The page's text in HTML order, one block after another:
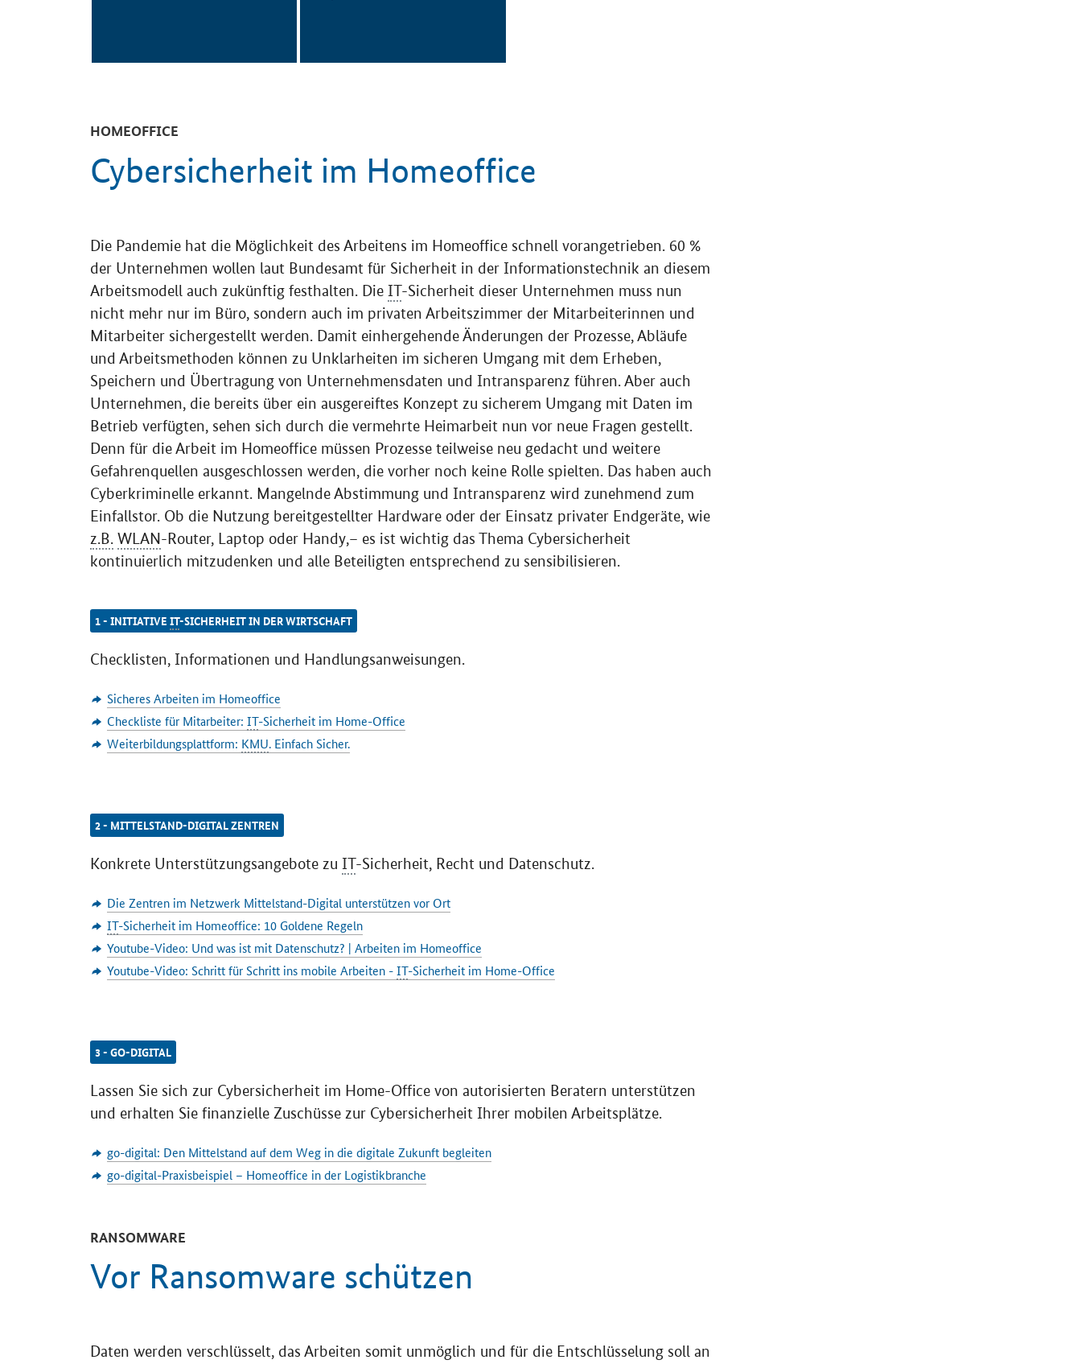
HOMEOFFICE
Cybersicherheit im Homeoffice
Die Pandemie hat die Möglichkeit des Arbeitens im Homeoffice schnell vorangetrieben. 60 %
der Unternehmen wollen laut Bundesamt für Sicherheit in der Informationstechnik an diesem
Arbeitsmodell auch zukünftig festhalten. Die IT-Sicherheit dieser Unternehmen muss nun
nicht mehr nur im Büro, sondern auch im privaten Arbeitszimmer der Mitarbeiterinnen und
Mitarbeiter sichergestellt werden. Damit einhergehende Änderungen der Prozesse, Abläufe
und Arbeitsmethoden können zu Unklarheiten im sicheren Umgang mit dem Erheben,
Speichern und Übertragung von Unternehmensdaten und Intransparenz führen. Aber auch
Unternehmen, die bereits über ein ausgereiftes Konzept zu sicherem Umgang mit Daten im
Betrieb verfügten, sehen sich durch die vermehrte Heimarbeit nun vor neue Fragen gestellt.
Denn für die Arbeit im Homeoffice müssen Prozesse teilweise neu gedacht und weitere
Gefahrenquellen ausgeschlossen werden, die vorher noch keine Rolle spielten. Das haben auch
Cyberkriminelle erkannt. Mangelnde Abstimmung und Intransparenz wird zunehmend zum
Einfallstor. Ob die Nutzung bereitgestellter Hardware oder der Einsatz privater Endgeräte, wie
z.B. WLAN-Router, Laptop oder Handy,– es ist wichtig das Thema Cybersicherheit
kontinuierlich mitzudenken und alle Beteiligten entsprechend zu sensibilisieren.
1 - INITIATIVE IT-SICHERHEIT IN DER WIRTSCHAFT
Checklisten, Informationen und Handlungsanweisungen.
Sicheres Arbeiten im Homeoffice
Checkliste für Mitarbeiter: IT-Sicherheit im Home-Office
Weiterbildungsplattform: KMU. Einfach Sicher.
2 - MITTELSTAND-DIGITAL ZENTREN
Konkrete Unterstützungsangebote zu IT-Sicherheit, Recht und Datenschutz.
Die Zentren im Netzwerk Mittelstand-Digital unterstützen vor Ort
IT-Sicherheit im Homeoffice: 10 Goldene Regeln
Youtube-Video: Und was ist mit Datenschutz? | Arbeiten im Homeoffice
Youtube-Video: Schritt für Schritt ins mobile Arbeiten -IT-Sicherheit im Home-Office
3 - GO-DIGITAL
Lassen Sie sich zur Cybersicherheit im Home-Office von autorisierten Beratern unterstützen
und erhalten Sie finanzielle Zuschüsse zur Cybersicherheit Ihrer mobilen Arbeitsplätze.
go-digital: Den Mittelstand auf dem Weg in die digitale Zukunft begleiten
go-digital-Praxisbeispiel – Homeoffice in der Logistikbranche
RANSOMWARE
Vor Ransomware schützen
Daten werden verschlüsselt, das Arbeiten somit unmöglich und für die Entschlüsselung soll an